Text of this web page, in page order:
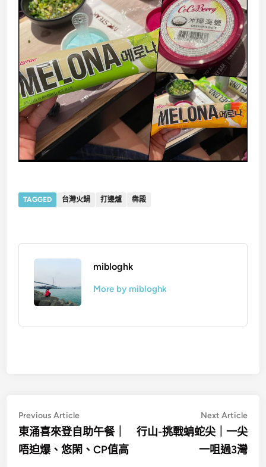
TAGGED 台灣火鍋 打邊爐 犇殿
mibloghk
More by mibloghk
文
章
導
Previous ArticlePrevious
article:
東涌喜來登自助午餐｜
唔迫爆、悠閑、CP值高
Next Article
行山-挑戰蚺蛇尖｜一尖
一咀過3灣